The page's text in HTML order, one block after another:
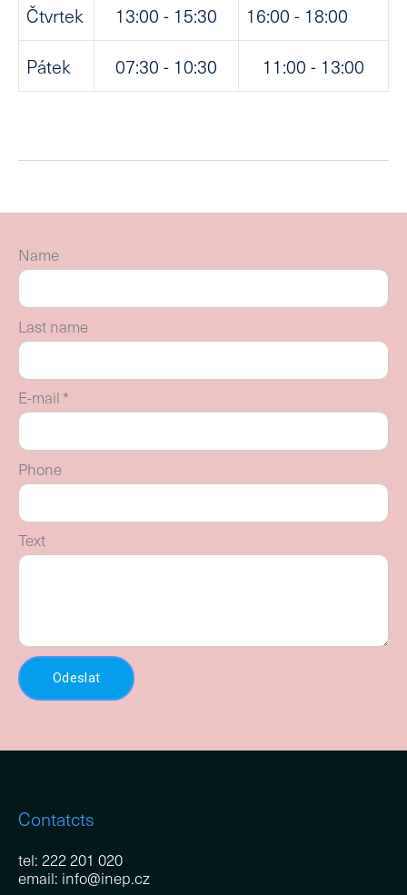
Čtvrtek
13:00 - 15:30
16:00 - 18:00
Pátek
07:30 - 10:30 11:00 - 13:00
Name
Last name
E-mail*
Phone
Text
Odeslat
Contatcts
tel: 222 201 020
email: info@inep.cz